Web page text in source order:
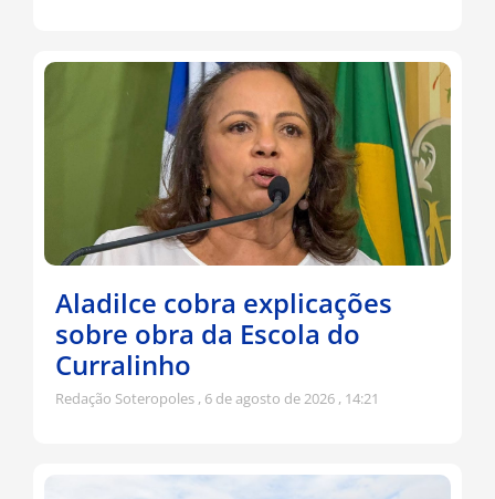
Aladilce cobra explicações
sobre obra da Escola do
Curralinho
Redação Soteropoles 6 de agosto de 2026 14:21